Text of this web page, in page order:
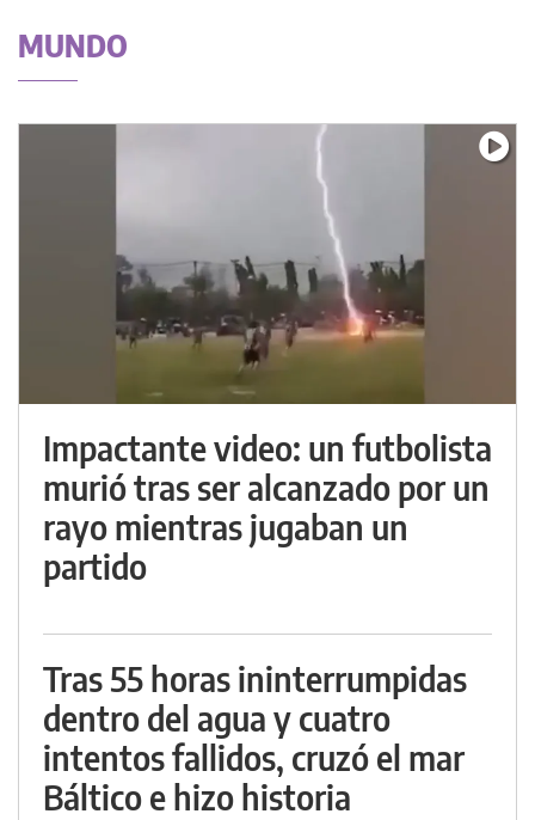
MUNDO
Impactante video: un futbolista
murió tras ser alcanzado por un
rayo mientras jugaban un
partido
Tras 55 horas ininterrumpidas
dentro del agua y cuatro
intentos fallidos, cruzó el mar
Báltico e hizo historia